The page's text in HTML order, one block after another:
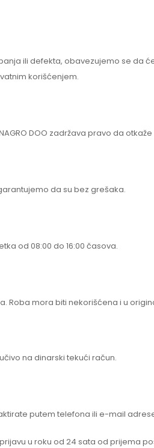
ili defekta, obavezujemo se da
korišćenjem.
DOO zadržava pravo da
da su bez grešaka.
od 08:00 do 16:00 časova.
mora biti nekorišćena i u
na dinarski tekući račun.
putem telefona ili e-mail
u roku od 24 sata od prijema